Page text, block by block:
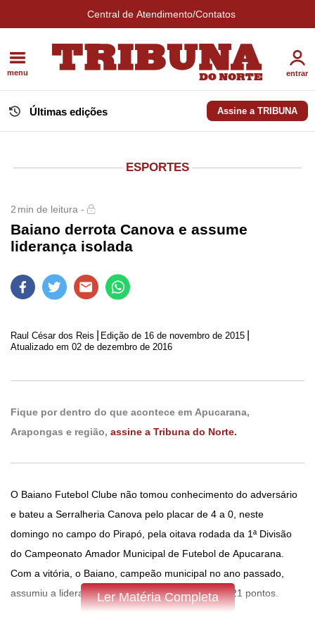
Central de Atendimento/Contatos
menu entrar
Últimas edições Assine a TRIBUNA
ESPORTES
2 min de leitura -
Baiano derrota Canova e assume
liderança isolada
Raul César dos Reis Edição de 16 de novembro de 2015
Atualizado em 02 de dezembro de 2016
Fique por dentro do que acontece em Apucarana,
Arapongas e região, assine a Tribuna do Norte.
O Baiano Futebol Clube não tomou conhecimento do adversário
e bateu a Serralheria Canova pelo placar de 4 a 0, neste
domingo no campo do Pirapó, pela oitava rodada da 1ª Divisão
do Campeonato Amador Municipal de Futebol de Apucarana.
Com a vitória, o Baiano, campeão municipal no ano passado,
assumiu a liderança isolada do campeonato com 21 pontos.
Ler Matéria Completa